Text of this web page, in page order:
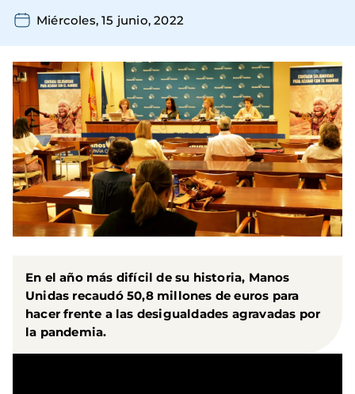
Miércoles, 15 junio, 2022
En el año más difícil de su historia, Manos
Unidas recaudó 50,8 millones de euros para
hacer frente a las desigualdades agravadas por
la pandemia.